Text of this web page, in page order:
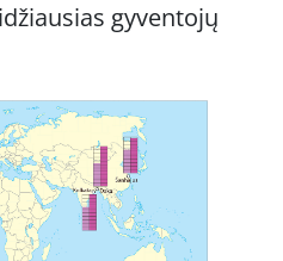
gyventojų